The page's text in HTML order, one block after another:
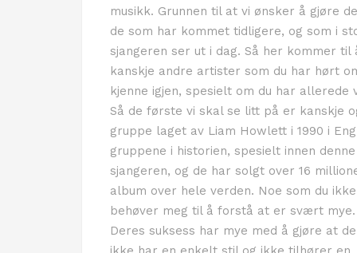
musikk. Grunnen til at vi ønsker å gjøre
de som har kommet tidligere, og som i
sjangeren ser ut i dag. Så her kommer
kanskje andre artister som du har hørt
kjenne igjen, spesielt om du har
Så de første vi skal se litt på er kanskje
gruppe laget av Liam Howlett i 1990 i
gruppene i historien, spesielt innen denne
sjangeren, og de har solgt over 16
album over hele verden. Noe som du ikke
behøver meg til å forstå at er svært mye.
Deres suksess har mye med å gjøre at de